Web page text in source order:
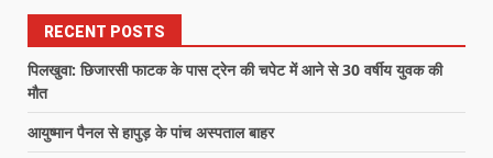
RECENT POSTS
पिलखुवा: छिजारसी फाटक के पास ट्रेन की चपेट में आने से 30 वर्षीय युवक की
मौत
आयुष्मान पैनल से हापुड़ के पांच अस्पताल बाहर